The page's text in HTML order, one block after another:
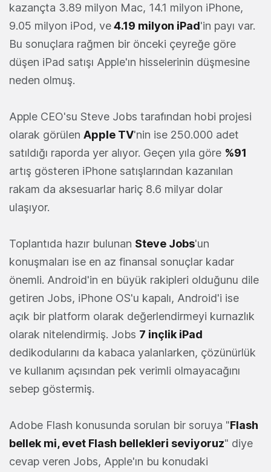
kazançta 3.89 milyon Mac, 14.1 milyon iPhone,
9.05 milyon iPod, ve4.19 milyon iPad'in payı var.
Bu sonuçlara rağmen bir önceki çeyreğe göre
düşen iPad satışı Apple'ın hisselerinin düşmesine
neden olmuş.
Apple CEO'su Steve Jobs tarafından hobi projesi
olarak görülen Apple TV'nin ise 250.000 adet
satıldığı raporda yer alıyor. Geçen yıla göre %91
artış gösteren iPhone satışlarından kazanılan
rakam da aksesuarlar hariç 8.6 milyar dolar
ulaşıyor.
Toplantıda hazır bulunan Steve Jobs'un
konuşmaları ise en az finansal sonuçlar kadar
önemli. Android'in en büyük rakipleri olduğunu dile
getiren Jobs, iPhone OS'u kapalı, Android'i ise
açık bir platform olarak değerlendirmeyi kurnazlık
olarak nitelendirmiş. Jobs 7 inçlik iPad
dedikodularını da kabaca yalanlarken, çözünürlük
ve kullanım açısından pek verimli olmayacağını
sebep göstermiş.
Adobe Flash konusunda sorulan bir soruya "Flash
bellek mi, evet Flash bellekleri seviyoruz" diye
cevap veren Jobs, Apple'ın bu konudaki